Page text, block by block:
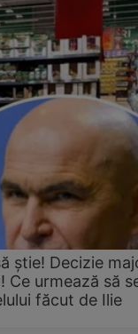
știe! Decizie
urmează să
făcut de Ilie